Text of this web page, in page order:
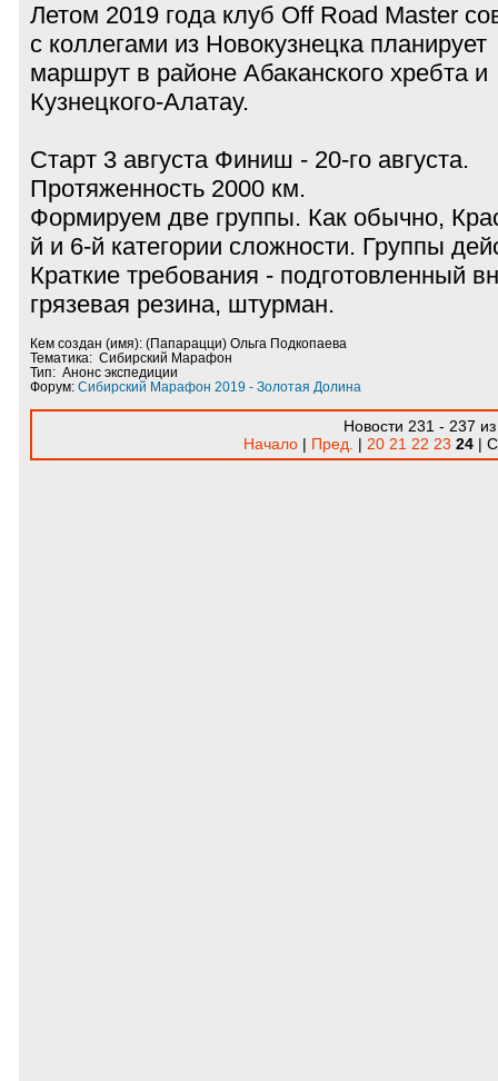
Летом 2019 года клуб Off Road Master
с коллегами из Новокузнецка планирует
маршрут в районе Абаканского хребта и
Кузнецкого-Алатау.
Старт 3 августа Финиш - 20-го августа.
Протяженность 2000 км.
Формируем две группы. Как обычно,
й и 6-й категории сложности. Группы
Краткие требования - подготовленный
грязевая резина, штурман.
Кем создан (имя): (Папарацци) Ольга Подкопаева
Тематика: Сибирский Марафон
Тип: Анонс экспедиции
Форум:Сибирский Марафон 2019 - Золотая Долина
Новости 231 - 237
Начало | Пред. | 20 21 22 23 24 |